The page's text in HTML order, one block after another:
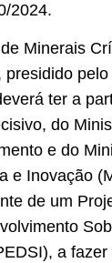
2024.
Minerais
presidido
ter a
do
e do
e Inovação
de um
a fazer